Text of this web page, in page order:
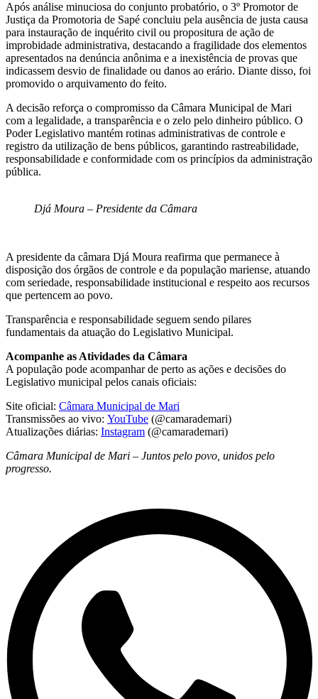
Após análise minuciosa do conjunto probatório, o 3º Promotor de
Justiça da Promotoria de Sapé concluiu pela ausência de justa causa
para instauração de inquérito civil ou propositura de ação de
improbidade administrativa, destacando a fragilidade dos elementos
apresentados na denúncia anônima e a inexistência de provas que
indicassem desvio de finalidade ou danos ao erário. Diante disso, foi
promovido o arquivamento do feito.
A decisão reforça o compromisso da Câmara Municipal de Mari
com a legalidade, a transparência e o zelo pelo dinheiro público. O
Poder Legislativo mantém rotinas administrativas de controle e
registro da utilização de bens públicos, garantindo rastreabilidade,
responsabilidade e conformidade com os princípios da administração
pública.
Djá Moura – Presidente da Câmara
A presidente da câmara Djá Moura reafirma que permanece à
disposição dos órgãos de controle e da população mariense, atuando
com seriedade, responsabilidade institucional e respeito aos recursos
que pertencem ao povo.
Transparência e responsabilidade seguem sendo pilares
fundamentais da atuação do Legislativo Municipal.
Acompanhe as Atividades da Câmara
A população pode acompanhar de perto as ações e decisões do
Legislativo municipal pelos canais oficiais:
Site oficial: Câmara Municipal de Mari
Transmissões ao vivo: YouTube (@camarademari)
Atualizações diárias: Instagram (@camarademari)
Câmara Municipal de Mari – Juntos pelo povo, unidos pelo
progresso.